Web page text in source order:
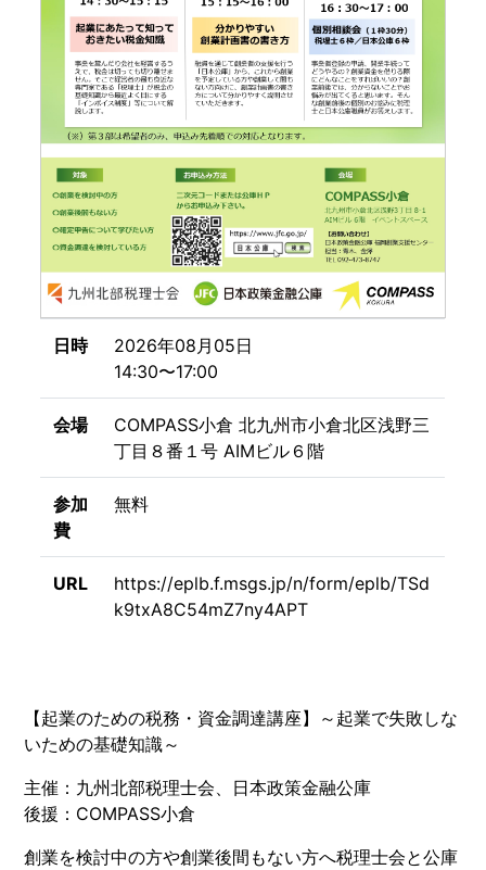
日時
2026年08月05日
14:30〜17:00
会場
COMPASS小倉 北九州市小倉北区浅野三
丁目８番１号 AIMビル６階
参加
費
無料
URL
https://eplb.f.msgs.jp/n/form/eplb/TSd
k9txA8C54mZ7ny4APT
【起業のための税務・資金調達講座】～起業で失敗しな
いための基礎知識～
主催：九州北部税理士会、日本政策金融公庫
後援：COMPASS小倉
創業を検討中の方や創業後間もない方へ税理士会と公庫